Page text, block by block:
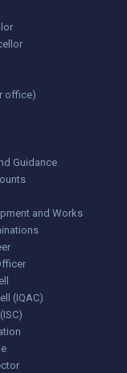
office)
Guidance
and Works
(IQAC)